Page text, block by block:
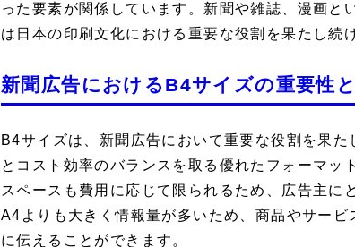
った要素が関係しています。新聞や雑誌、漫画
は日本の印刷文化における重要な役割を果たし続
新聞広告におけるB4サイズの重要性
B4サイズは、新聞広告において重要な役割を果
とコスト効率のバランスを取る優れたフォーマ
スペースも費用に応じて限られるため、広告主に
A4よりも大きく情報量が多いため、商品やサー
に伝えることができます。